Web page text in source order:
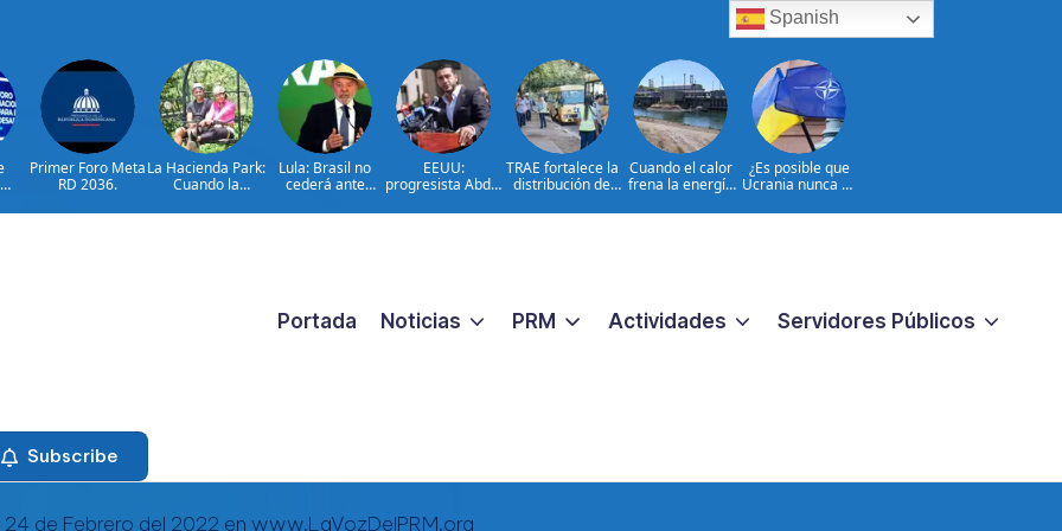
Primer Foro Meta
RD 2036.
La Hacienda Park:
Cuando la
la historia del
Lula: Brasil no
cederá ante
extranjeras
EEUU:
progresista Abdul
primarias en
TRAE fortalece la
distribución de
todo el país de
Cuando el calor
frena la energía
Europa
¿Es posible que
Ucrania nunca se
OTAN?
Portada Noticias PRM Actividades Servidores Públicos
Subscribe
Spanish